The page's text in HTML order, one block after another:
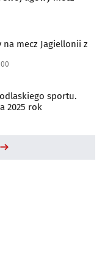
mecz Jagiellonii z
sportu.
2025 rok